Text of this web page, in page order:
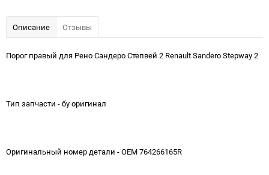
Описание Отзывы
Порог правый для Рено Сандеро Степвей 2 Renault Sandero Stepway 2
Тип запчасти - бу оригинал
Оригинальный номер детали - OEM 764266165R